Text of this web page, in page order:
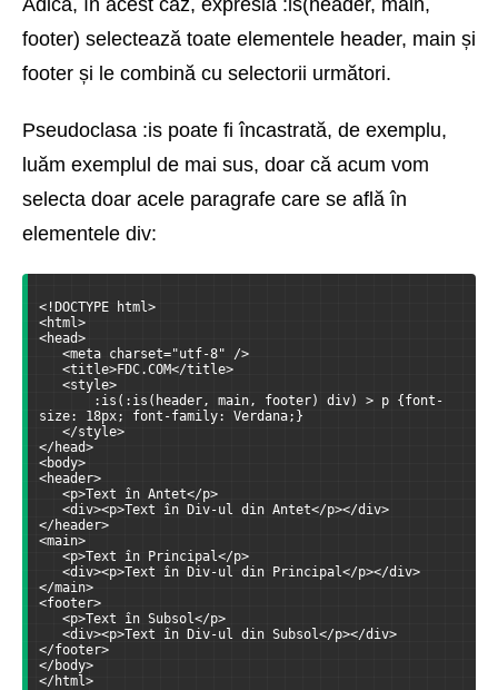
Adică, în acest caz, expresia :is(header, main,
footer) selectează toate elementele header, main și
footer și le combină cu selectorii următori.
Pseudoclasa :is poate fi încastrată, de exemplu,
luăm exemplul de mai sus, doar că acum vom
selecta doar acele paragrafe care se află în
elementele div:
<!DOCTYPE html>
<html>
<head>
<meta charset="utf-8" />
<title>FDC.COM</title>
<style>
:is(:is(header, main, footer) div) > p {font-
size: 18px; font-family: Verdana;}
</style>
</head>
<body>
<header>
<p>Text în Antet</p>
<div><p>Text în Div-ul din Antet</p></div>
</header>
<main>
<p>Text în Principal</p>
<div><p>Text în Div-ul din Principal</p></div>
</main>
<footer>
<p>Text în Subsol</p>
<div><p>Text în Div-ul din Subsol</p></div>
</footer>
</body>
</html>